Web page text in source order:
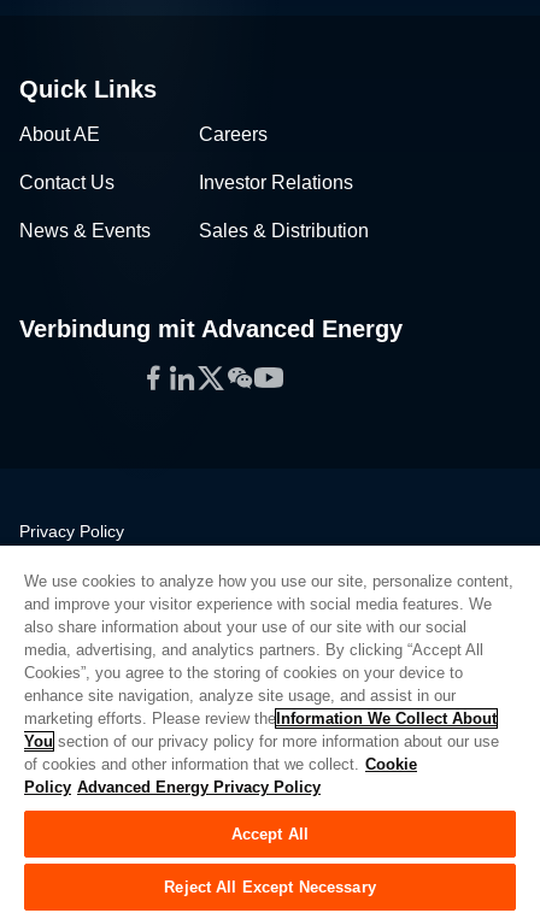
Quick Links
About AE Careers
Contact Us Investor Relations
News & Events Sales & Distribution
Verbindung mit Advanced Energy
Facebook
LinkedIn
Twitter
WeChat
YouTube
Privacy Policy
Quality
Sitemap
Supplier Portal
UK Modern Slavery Act
Privacy Preferences
Do Not Sell or Share My Personal Information
Limit the Use of My Sensitive Personal Information
© Copyright 2026Advanced Energy | Bauen: 39545
We use cookies to analyze how you use our site, personalize content,
and improve your visitor experience with social media features. We
also share information about your use of our site with our social
media, advertising, and analytics partners. By clicking “Accept All
Cookies”, you agree to the storing of cookies on your device to
enhance site navigation, analyze site usage, and assist in our
marketing efforts. Please review the Information We Collect About
You section of our privacy policy for more information about our use
of cookies and other information that we collect. Cookie
Policy Advanced Energy Privacy Policy
Accept All
Reject All Except Necessary